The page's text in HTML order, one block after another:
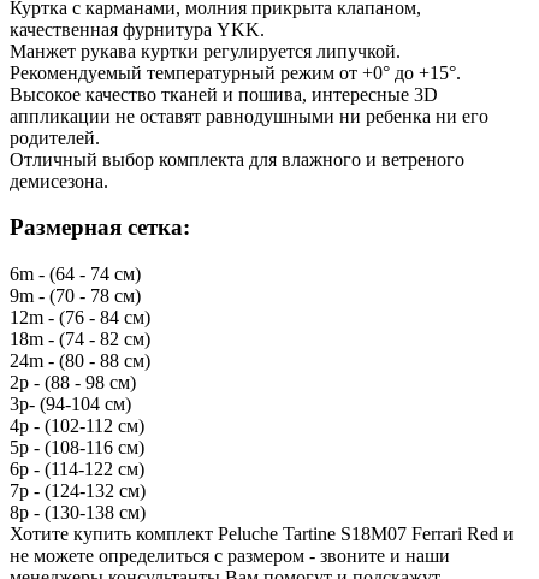
Куртка с карманами, молния прикрыта клапаном,
качественная фурнитура YKK.
Манжет рукава куртки регулируется липучкой.
Рекомендуемый температурный режим от +0° до +15°.
Высокое качество тканей и пошива, интересные 3D
аппликации не оставят равнодушными ни ребенка ни его
родителей.
Отличный выбор комплекта для влажного и ветреного
демисезона.
Размерная сетка:
6m - (64 - 74 см)
9m - (70 - 78 см)
12m - (76 - 84 см)
18m - (74 - 82 см)
24m - (80 - 88 см)
2р - (88 - 98 см)
3р- (94-104 см)
4р - (102-112 см)
5р - (108-116 см)
6р - (114-122 см)
7р - (124-132 см)
8р - (130-138 см)
Хотите купить комплект Peluche Tartine S18M07 Ferrari Red и
не можете определиться с размером - звоните и наши